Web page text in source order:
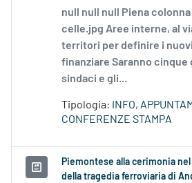
null null null Piena colonna
celle.jpg Aree interne, al
territori per definire i
finanziare Saranno
sindaci e gli...
Tipologia:
INFO,
CONFERENZE STAMPA
Piemontese alla cerimonia
della tragedia ferroviaria di